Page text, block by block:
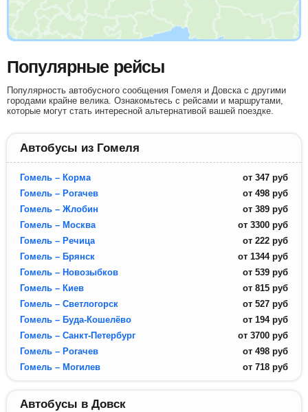
Популярные рейсы
Популярность автобусного сообщения Гомеля и Довска с другими
городами крайне велика. Ознакомьтесь с рейсами и маршрутами,
которые могут стать интересной альтернативой вашей поездке.
Автобусы из Гомеля
Гомель – Корма от 347 руб
Гомель – Рогачев
от 498 руб
Гомель – Жлобин
от 389 руб
Гомель – Москва
от 3300 руб
Гомель – Речица
от 222 руб
Гомель – Брянск
от 1344 руб
Гомель – Новозыбков
от 539 руб
Гомель – Киев
от 815 руб
Гомель – Светлогорск
от 527 руб
Гомель – Буда-Кошелёво
от 194 руб
Гомель – Санкт-Петербург
от 3700 руб
Гомель – Рогачев
от 498 руб
Гомель – Могилев
от 718 руб
Автобусы в Довск